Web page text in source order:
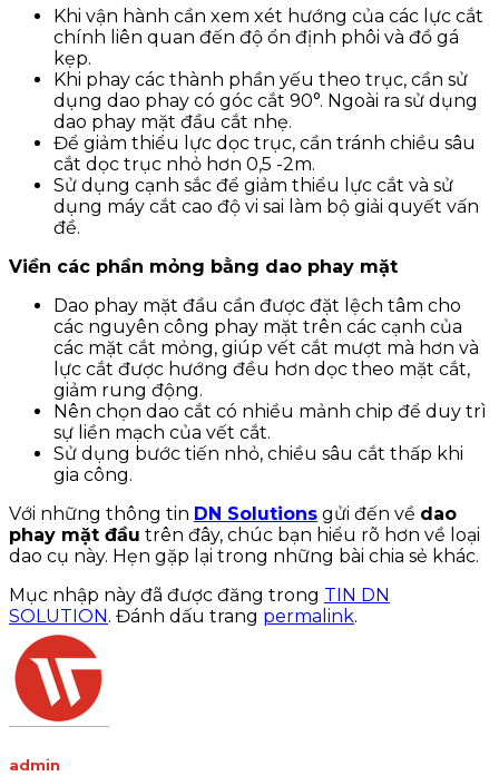
Khi vận hành cần xem xét hướng của các lực cắt
chính liên quan đến độ ổn định phôi và đồ gá
kẹp.
Khi phay các thành phần yếu theo trục, cần sử
dụng dao phay có góc cắt 90°. Ngoài ra sử dụng
dao phay mặt đầu cắt nhẹ.
Để giảm thiểu lực dọc trục, cần tránh chiều sâu
cắt dọc trục nhỏ hơn 0,5 -2m.
Sử dụng cạnh sắc để giảm thiểu lực cắt và sử
dụng máy cắt cao độ vi sai làm bộ giải quyết vấn
đề.
Viền các phần mỏng bằng dao phay mặt
Dao phay mặt đầu cần được đặt lệch tâm cho
các nguyên công phay mặt trên các cạnh của
các mặt cắt mỏng, giúp vết cắt mượt mà hơn và
lực cắt được hướng đều hơn dọc theo mặt cắt,
giảm rung động.
Nên chọn dao cắt có nhiều mảnh chip để duy trì
sự liền mạch của vết cắt.
Sử dụng bước tiến nhỏ, chiều sâu cắt thấp khi
gia công.
Với những thông tin DN Solutions gửi đến về dao
phay mặt đầu trên đây, chúc bạn hiểu rõ hơn về loại
dao cụ này. Hẹn gặp lại trong những bài chia sẻ khác.
Mục nhập này đã được đăng trong TIN DN
SOLUTION. Đánh dấu trang permalink.
admin